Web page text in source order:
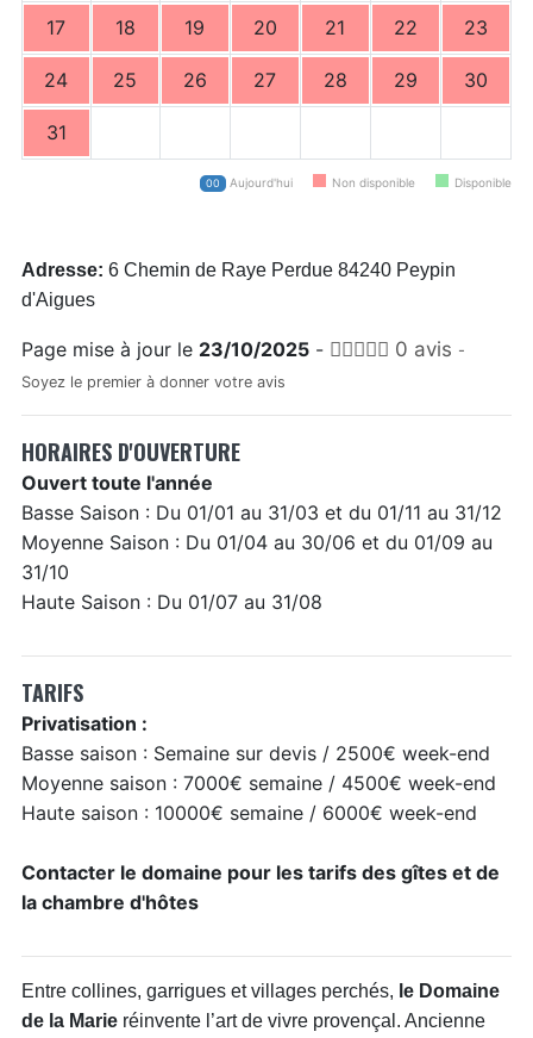
17 18 19 20 21 22 23
24 25 26 27 28 29 30
31
00 Aujourd'hui Non disponible Disponible
Adresse: 6 Chemin de Raye Perdue 84240 Peypin
d'Aigues
Page mise à jour le 23/10/2025- 0 avis -
Soyez le premier à donner votre avis
HORAIRES D'OUVERTURE
Ouvert toute l'année
Basse Saison : Du 01/01 au 31/03 et du 01/11 au 31/12
Moyenne Saison : Du 01/04 au 30/06 et du 01/09 au
31/10
Haute Saison : Du 01/07 au 31/08
TARIFS
Privatisation :
Basse saison : Semaine sur devis / 2500€ week-end
Moyenne saison : 7000€ semaine / 4500€ week-end
Haute saison : 10000€ semaine / 6000€ week-end
Contacter le domaine pour les tarifs des gîtes et de
la chambre d'hôtes
Entre collines, garrigues et villages perchés, le Domaine
de la Marieréinvente l’art de vivre provençal. Ancienne